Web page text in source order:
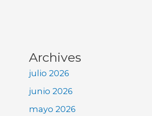
Archives
julio 2026
junio 2026
mayo 2026